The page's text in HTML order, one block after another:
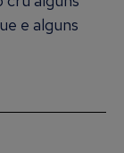
e alguns